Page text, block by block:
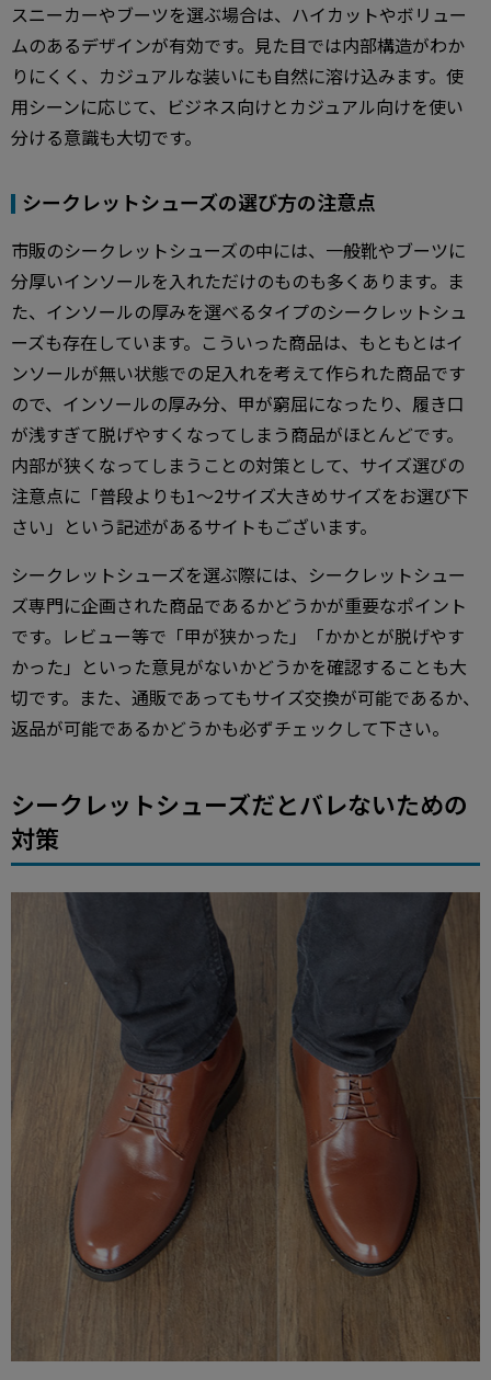
スニーカーやブーツを選ぶ場合は、ハイカットやボリュー
ムのあるデザインが有効です。見た目では内部構造がわか
りにくく、カジュアルな装いにも自然に溶け込みます。使
用シーンに応じて、ビジネス向けとカジュアル向けを使い
分ける意識も大切です。
シークレットシューズの選び方の注意点
市販のシークレットシューズの中には、一般靴やブーツに
分厚いインソールを入れただけのものも多くあります。ま
た、インソールの厚みを選べるタイプのシークレットシュ
ーズも存在しています。こういった商品は、もともとはイ
ンソールが無い状態での足入れを考えて作られた商品です
ので、インソールの厚み分、甲が窮屈になったり、履き口
が浅すぎて脱げやすくなってしまう商品がほとんどです。
内部が狭くなってしまうことの対策として、サイズ選びの
注意点に「普段よりも1～2サイズ大きめサイズをお選び下
さい」という記述があるサイトもございます。
シークレットシューズを選ぶ際には、シークレットシュー
ズ専門に企画された商品であるかどうかが重要なポイント
です。レビュー等で「甲が狭かった」「かかとが脱げやす
かった」といった意見がないかどうかを確認することも大
切です。また、通販であってもサイズ交換が可能であるか、
返品が可能であるかどうかも必ずチェックして下さい。
シークレットシューズだとバレないための
対策